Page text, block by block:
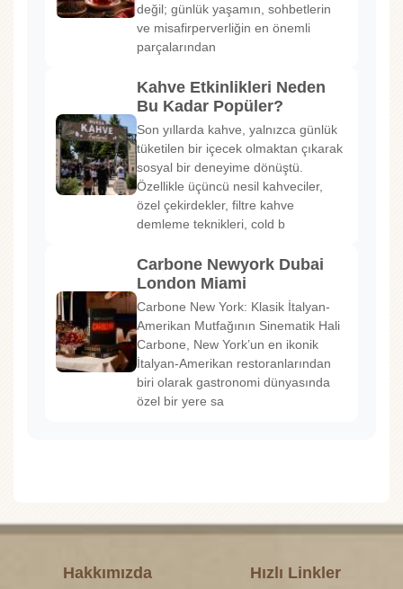
değil; günlük yaşamın, sohbetlerin
ve misafirperverliğin en önemli
parçalarından
Kahve Etkinlikleri Neden
Bu Kadar Popüler?
Son yıllarda kahve, yalnızca günlük
tüketilen bir içecek olmaktan çıkarak
sosyal bir deneyime dönüştü.
Özellikle üçüncü nesil kahveciler,
özel çekirdekler, filtre kahve
demleme teknikleri, cold b
Carbone Newyork Dubai
London Miami
Carbone New York: Klasik İtalyan-
Amerikan Mutfağının Sinematik Hali
Carbone, New York’un en ikonik
İtalyan-Amerikan restoranlarından
biri olarak gastronomi dünyasında
özel bir yere sa
Hakkımızda Hızlı Linkler